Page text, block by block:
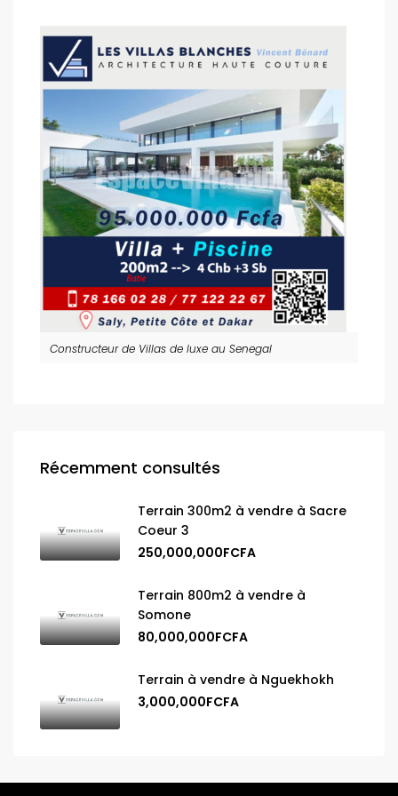
Constructeur de Villas de luxe au Senegal
Récemment consultés
Terrain 300m2 à vendre à Sacre
Coeur 3
250,000,000FCFA
Terrain 800m2 à vendre à
Somone
80,000,000FCFA
Terrain à vendre à Nguekhokh
3,000,000FCFA